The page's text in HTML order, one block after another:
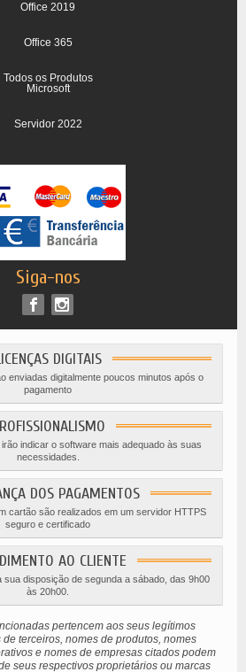
Office 2019
Office 365
Todos os Produtos
Microsoft
Servidor 2022
Siga-nos
DIGITAIS
enviadas digitalmente poucos minutos após o
pagamento
indicar o software mais adequado às suas
necessidades.
DOS PAGAMENTOS
cartão são realizados em um servidor HTTPS
seguro e certificado
AO CLIENTE
disposição de segunda a sábado, das 9h00
às 20h00.
pertencem aos seus legítimos
terceiros, nomes de produtos, nomes
e nomes de empresas citados podem
seus respectivos proprietários ou marcas